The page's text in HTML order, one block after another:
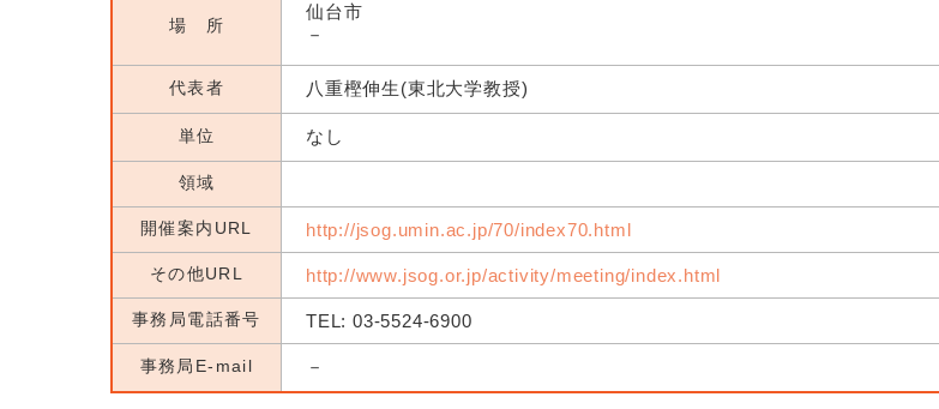
場 所
仙台市
－
代表者 八重樫伸生(東北大学教授)
単位 なし
領域
開催案内URL http://jsog.umin.ac.jp/70/index70.html
その他URL http://www.jsog.or.jp/activity/meeting/index.html
事務局電話番号 TEL: 03-5524-6900
事務局E-mail －